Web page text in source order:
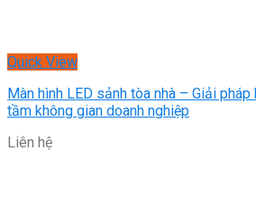
Quick View
Màn hình LED sảnh tòa nhà – Giải
tầm không gian doanh nghiệp
Liên hệ